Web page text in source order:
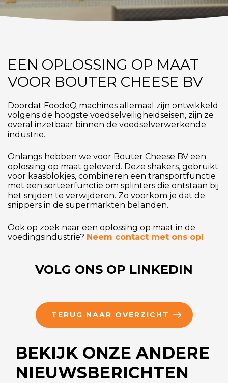
EEN OPLOSSING OP MAAT
VOOR BOUTER CHEESE BV
Doordat FoodeQ machines allemaal zijn ontwikkeld
volgens de hoogste voedselveiligheidseisen, zijn ze
overal inzetbaar binnen de voedselverwerkende
industrie.
Onlangs hebben we voor Bouter Cheese BV een
oplossing op maat geleverd. Deze shakers, gebruikt
voor kaasblokjes, combineren een transportfunctie
met een sorteerfunctie om splinters die ontstaan bij
het snijden te verwijderen. Zo voorkom je dat de
snippers in de supermarkten belanden.
Ook op zoek naar een oplossing op maat in de
voedingsindustrie? Neem contact met ons op!
VOLG ONS OP LINKEDIN
TERUG NAAR OVERZICHT
BEKIJK ONZE ANDERE
NIEUWSBERICHTEN